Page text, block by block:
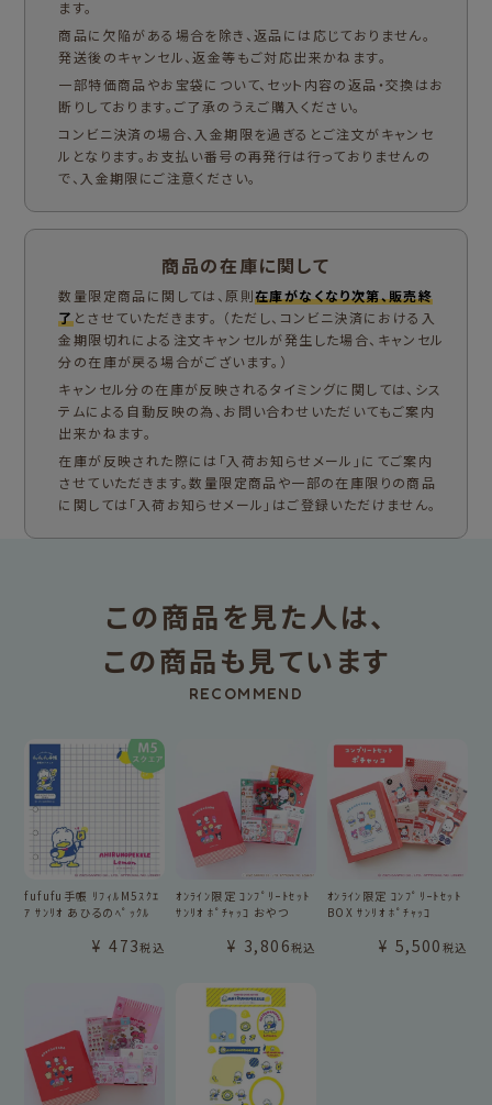
ます。
商品に欠陥がある場合を除き、返品には応じておりません。
発送後のキャンセル、返金等もご対応出来かねます。
一部特価商品やお宝袋について、セット内容の返品・交換はお
断りしております。ご了承のうえご購入ください。
コンビニ決済の場合、入金期限を過ぎるとご注文がキャンセ
ルとなります。お支払い番号の再発行は行っておりませんの
で、入金期限にご注意ください。
商品の在庫に関して
数量限定商品に関しては、原則在庫がなくなり次第、販売終
了とさせていただきます。 （ただし、コンビニ決済における入
金期限切れによる注文キャンセルが発生した場合、キャンセル
分の在庫が戻る場合がございます。）
キャンセル分の在庫が反映されるタイミングに関しては、シス
テムによる自動反映の為、お問い合わせいただいてもご案内
出来かねます。
在庫が反映された際には「入荷お知らせメール」にてご案内
させていただきます。数量限定商品や一部の在庫限りの商品
に関しては「入荷お知らせメール」はご登録いただけません。
この商品を見た人は、
この商品も見ています
RECOMMEND
fufufu手帳 ﾘﾌｨﾙM5ｽｸｴ
ｱ ｻﾝﾘｵ あひるのﾍﾟｯｸﾙ
¥ 473税込
ｵﾝﾗｲﾝ限定 ｺﾝﾌﾟﾘｰﾄｾｯﾄ
ｻﾝﾘｵ ﾎﾟﾁｬｯｺ おやつ
¥ 3,806税込
ｵﾝﾗｲﾝ限定 ｺﾝﾌﾟﾘｰﾄｾｯﾄ
BOX ｻﾝﾘｵ ﾎﾟﾁｬｯｺ
¥ 5,500 税込